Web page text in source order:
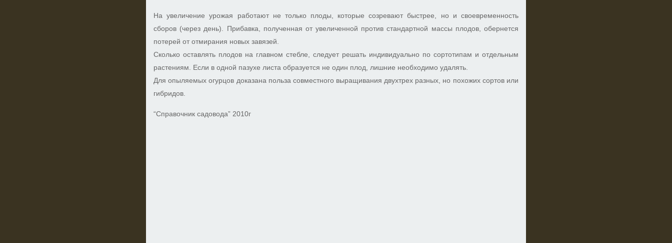
На увеличение урожая работают не только плоды, которые созревают быстрее, но и своевременность
сборов (через день). Прибавка, полученная от увеличенной против стандартной массы плодов, обернется
потерей от отмирания новых завязей.
Сколько оставлять плодов на главном стебле, следует решать индивидуально по сортотипам и отдельным
растениям. Если в одной пазухе листа образуется не один плод, лишние необходимо удалять.
Для опыляемых огурцов доказана польза совместного выращивания двухтрех разных, но похожих сортов или
гибридов.
“Справочник садовода” 2010г